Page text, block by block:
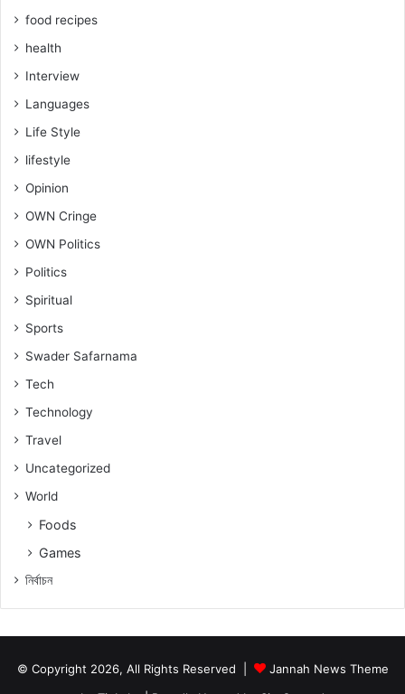
food recipes
health
Interview
Languages
Life Style
lifestyle
Opinion
OWN Cringe
OWN Politics
Politics
Spiritual
Sports
Swader Safarnama
Tech
Technology
Travel
Uncategorized
World
Foods
Games
নিৰ্বাচন
© Copyright 2026, All Rights Reserved |
Jannah News Theme